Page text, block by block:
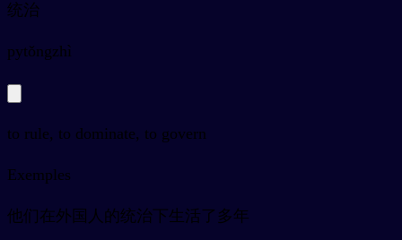
统治
pytǒngzhì
to rule, to dominate, to govern
Exemples
他们在外国人的统治下生活了多年